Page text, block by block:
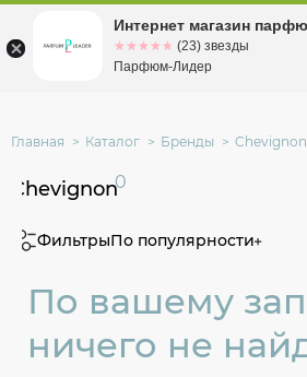
Омскул. Заозерная, 11,
Главная Каталог Бренды Chevignon
Chevignon0
ФильтрыПо популярности
По вашему
ничего не
Интернет магазин
☆☆☆☆☆
★★★★★ (23) звезды
Парфюм-Лидер